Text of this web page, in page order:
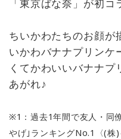
「東京ばな奈」が初コ
ちいかわたちのお顔が
いかわバナナプリンケ
くてかわいいバナナプ
あがれ♪
※1：過去1年間で友⼈・同
やげ｣ランキングNo.1〈(株